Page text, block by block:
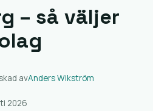
– så väljer
avAnders Wikström
2026